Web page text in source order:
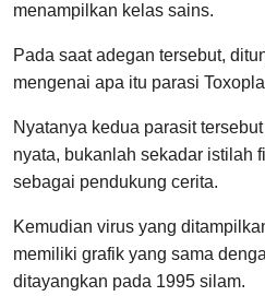
menampilkan kelas sains.
Pada saat adegan tersebut,
mengenai apa itu parasi
Nyatanya kedua parasit
nyata, bukanlah sekadar istilah
sebagai pendukung cerita.
Kemudian virus yang
memiliki grafik yang sama
ditayangkan pada 1995 silam.